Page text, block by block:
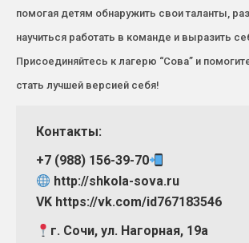
помогая детям обнаружить свои таланты,
научиться работать в команде и выразить
Присоединяйтесь к лагерю “Сова” и
стать лучшей версией себя!
Контакты:
+7 (988) 156-39-70
http://shkola-sova.ru
VK https://vk.com/id767183546
г. Сочи, ул. Нагорная, 19а